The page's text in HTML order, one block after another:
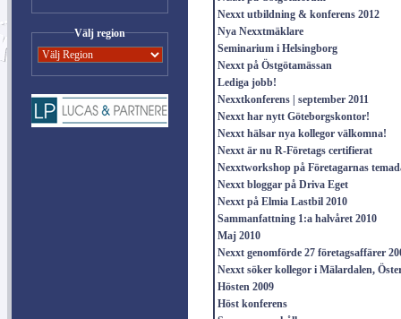
Välj region
Nexxt utbildning & konferens 2012
Nya Nexxtmäklare
Seminarium i Helsingborg
Nexxt på Östgötamässan
Lediga jobb!
Nexxtkonferens | september 2011
Nexxt har nytt Göteborgskontor!
Nexxt hälsar nya kollegor välkomna!
Nexxt är nu R-Företags certifierat
Nexxtworkshop på Företagarnas
Nexxt bloggar på Driva Eget
Nexxt på Elmia Lastbil 2010
Sammanfattning 1:a halvåret 2010
Maj 2010
Nexxt genomförde 27 företagsaffärer
Nexxt söker kollegor i Mälardalen,
Hösten 2009
Höst konferens